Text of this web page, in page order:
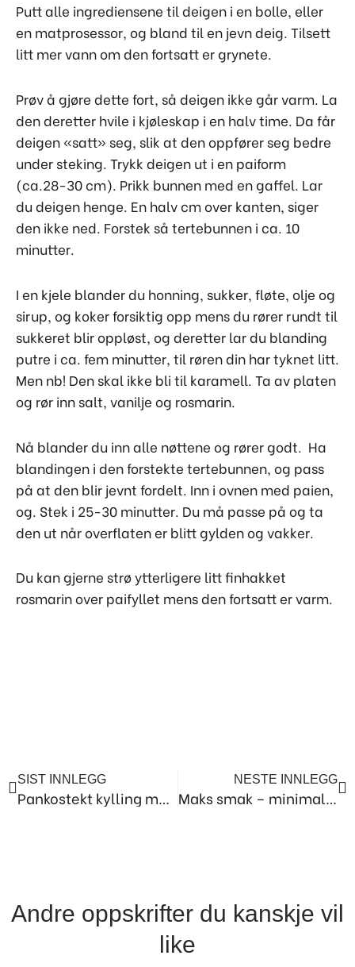
Putt alle ingrediensene til deigen i en bolle, eller
en matprosessor, og bland til en jevn deig. Tilsett
litt mer vann om den fortsatt er grynete.
Prøv å gjøre dette fort, så deigen ikke går varm. La
den deretter hvile i kjøleskap i en halv time. Da får
deigen «satt» seg, slik at den oppfører seg bedre
under steking. Trykk deigen ut i en paiform
(ca.28-30 cm). Prikk bunnen med en gaffel. Lar
du deigen henge. En halv cm over kanten, siger
den ikke ned. Forstek så tertebunnen i ca. 10
minutter.
I en kjele blander du honning, sukker, fløte, olje og
sirup, og koker forsiktig opp mens du rører rundt til
sukkeret blir oppløst, og deretter lar du blanding
putre i ca. fem minutter, til røren din har tyknet litt.
Men nb! Den skal ikke bli til karamell. Ta av platen
og rør inn salt, vanilje og rosmarin.
Nå blander du inn alle nøttene og rører godt. Ha
blandingen i den forstekte tertebunnen, og pass
på at den blir jevnt fordelt. Inn i ovnen med paien,
og. Stek i 25-30 minutter. Du må passe på og ta
den ut når overflaten er blitt gylden og vakker.
Du kan gjerne strø ytterligere litt finhakket
rosmarin over paifyllet mens den fortsatt er varm.
SIST INNLEGG
Pankostekt kylling med rødbetsalat
NESTE INNLEGG
Maks smak – minimal innsats
Andre oppskrifter du kanskje vil
like